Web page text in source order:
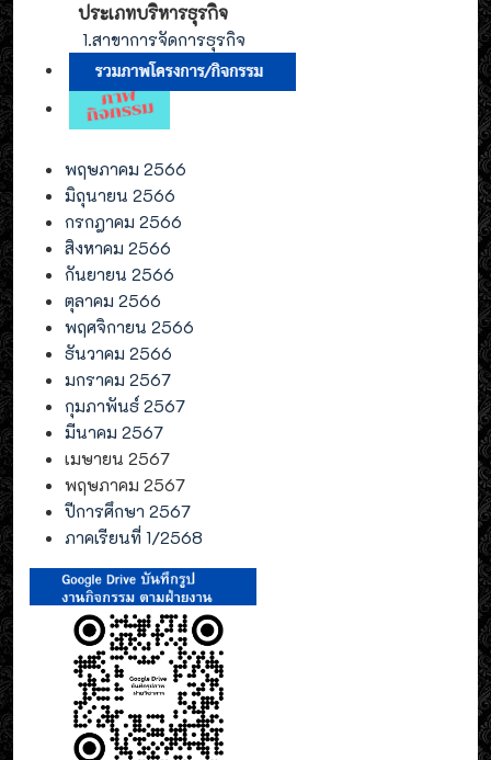
ประเภทบริหารธุรกิจ
1.สาขาการจัดการธุรกิจ
พฤษภาคม 2566
มิถุนายน 2566
กรกฎาคม 2566
สิงหาคม 2566
กันยายน 2566
ตุลาคม 2566
พฤศจิกายน 2566
ธันวาคม 2566
มกราคม 2567
กุมภาพันธ์ 2567
มีนาคม 2567
เมษายน 2567
พฤษภาคม 2567
ปีการศึกษา 2567
ภาคเรียนที่ 1/2568